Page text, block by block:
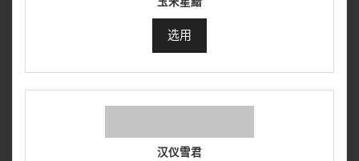
选用
汉仪雪君